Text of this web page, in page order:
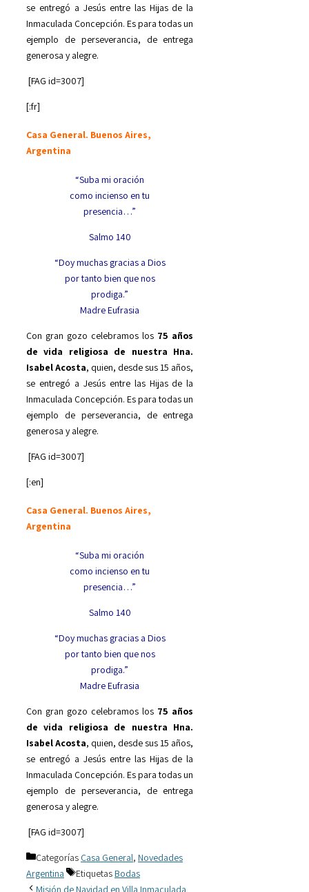
se entregó a Jesús entre las Hijas de la
Inmaculada Concepción. Es para todas un
ejemplo de perseverancia, de entrega
generosa y alegre.
[FAG id=3007]
[:fr]
Casa General. Buenos Aires,
Argentina
“Suba mi oración
como incienso en tu
presencia…”
Salmo 140
“Doy muchas gracias a Dios
por tanto bien que nos
prodiga.”
Madre Eufrasia
Con gran gozo celebramos los 75 años
de vida religiosa de nuestra Hna.
Isabel Acosta, quien, desde sus 15 años,
se entregó a Jesús entre las Hijas de la
Inmaculada Concepción. Es para todas un
ejemplo de perseverancia, de entrega
generosa y alegre.
[FAG id=3007]
[:en]
Casa General. Buenos Aires,
Argentina
“Suba mi oración
como incienso en tu
presencia…”
Salmo 140
“Doy muchas gracias a Dios
por tanto bien que nos
prodiga.”
Madre Eufrasia
Con gran gozo celebramos los 75 años
de vida religiosa de nuestra Hna.
Isabel Acosta, quien, desde sus 15 años,
se entregó a Jesús entre las Hijas de la
Inmaculada Concepción. Es para todas un
ejemplo de perseverancia, de entrega
generosa y alegre.
[FAG id=3007]
Categorías Casa General, Novedades
Argentina
EtiquetasBodas
Misión de Navidad en Villa Inmaculada